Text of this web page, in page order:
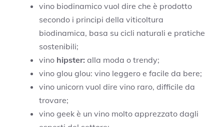
vino biodinamico vuol dire che è prodotto
secondo i principi della viticoltura
biodinamica, basa su cicli naturali e pratiche
sostenibili;
vino hipster: alla moda o trendy;
vino glou glou: vino leggero e facile da bere;
vino unicorn vuol dire vino raro, difficile da
trovare;
vino geek è un vino molto apprezzato dagli